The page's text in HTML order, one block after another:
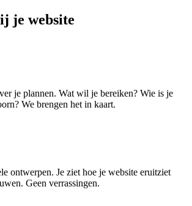
je website
je plannen. Wat wil je bereiken? Wie is je
We brengen het in kaart.
ontwerpen. Je ziet hoe je website eruitziet
Geen verrassingen.